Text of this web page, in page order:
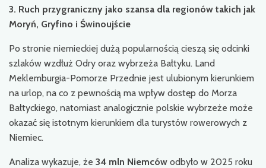
3. Ruch przygraniczny jako szansa dla regionów takich jak
Moryń, Gryfino i Świnoujście
Po stronie niemieckiej dużą popularnością cieszą się odcinki
szlaków wzdłuż Odry oraz wybrzeża Bałtyku. Land
Meklemburgia-Pomorze Przednie jest ulubionym kierunkiem
na urlop, na co z pewnością ma wpływ dostęp do Morza
Bałtyckiego, natomiast analogicznie polskie wybrzeże może
okazać się istotnym kierunkiem dla turystów rowerowych z
Niemiec.
Analiza wykazuje, że 34 mln Niemców odbyło w 2025 roku